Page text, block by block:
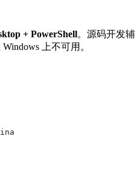
+ PowerShell。源码开发辅
上不可用。